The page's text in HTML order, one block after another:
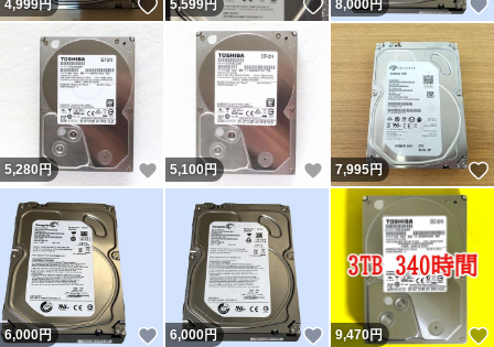
4,999円 いいね！
5,599円 いいね！
8,000円
5,280円 いいね！
5,100円 いいね！
7,995円
6,000円 いいね！
6,000円 いいね！
9,470円